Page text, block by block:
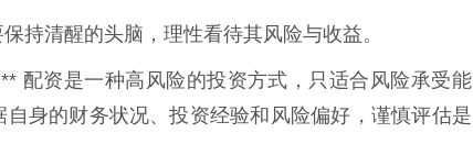
持清醒的头脑，理性看待其风险与收益。
配资是一种高风险的投资方式，只适合风险承受能
身的财务状况、投资经验和风险偏好，谨慎评估是